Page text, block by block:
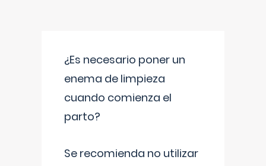
¿Es necesario poner un
enema de limpieza
cuando comienza el
parto?
Se recomienda no utilizar